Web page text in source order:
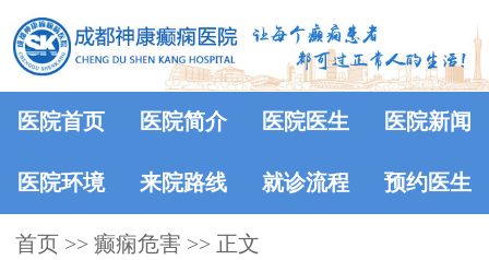
医院首页 医院简介 医院医生 医院新闻
医院环境 来院路线 就诊流程 预约医生
首页 >> 癫痫危害 >> 正文